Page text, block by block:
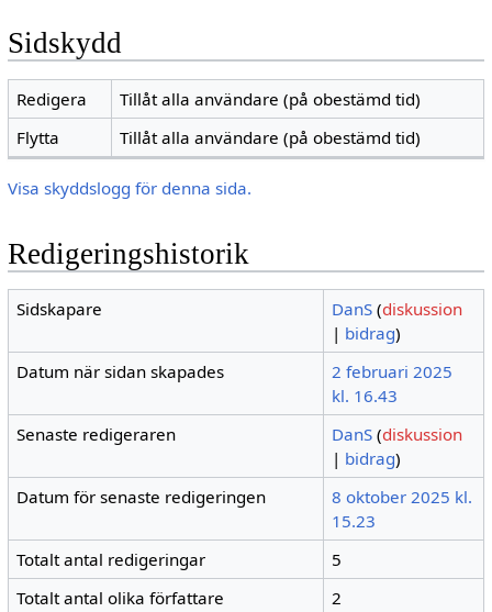
Sidskydd
Redigera
Tillåt alla användare (på obestämd tid)
Flytta
Tillåt alla användare (på obestämd tid)
Visa skyddslogg för denna sida.
Redigeringshistorik
Sidskapare DanS (diskussion
| bidrag)
Datum när sidan skapades
2 februari 2025
kl. 16.43
Senaste redigeraren
DanS (diskussion
| bidrag)
Datum för senaste redigeringen
8 oktober 2025 kl.
15.23
Totalt antal redigeringar
5
Totalt antal olika författare
2